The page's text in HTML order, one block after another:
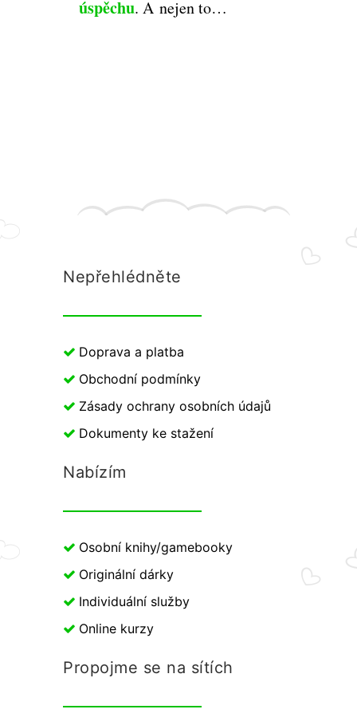
úspěchu. A nejen to…
Nepřehlédněte
Doprava a platba
Obchodní podmínky
Zásady ochrany osobních údajů
Dokumenty ke stažení
Nabízím
Osobní knihy/gamebooky
Originální dárky
Individuální služby
Online kurzy
Propojme se na sítích